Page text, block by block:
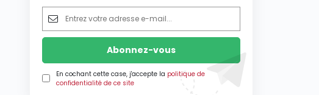
En cochant cette case, j'accepte la politique de
confidentialité de ce site